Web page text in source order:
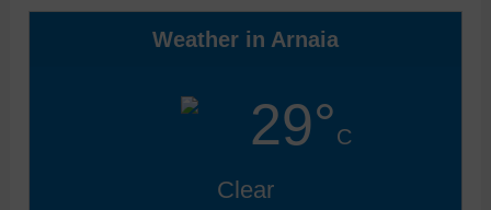
Weather in Arnaia
29°C
Clear